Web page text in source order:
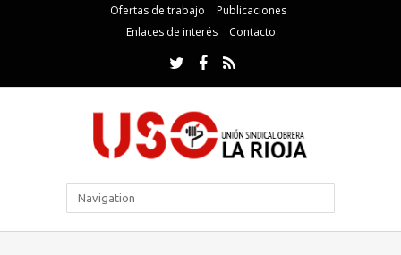
Ofertas de trabajo
Publicaciones
Enlaces de interés
Contacto